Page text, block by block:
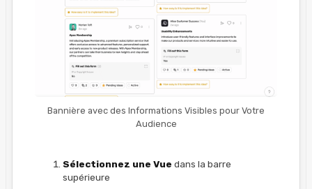
Bannière avec des Informations Visibles pour Votre
Audience
Sélectionnez une Vue dans la barre
supérieure